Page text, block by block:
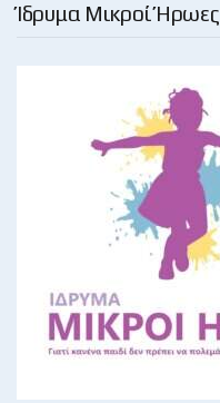
Ίδρυμα Μικροί Ήρωες